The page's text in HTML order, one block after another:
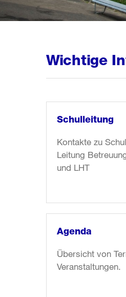
Wichtige
Schulleitung
Kontakte zu
Leitung
und LHT
zum
Schulleitung
Agenda
Übersicht von
Veranstaltungen.